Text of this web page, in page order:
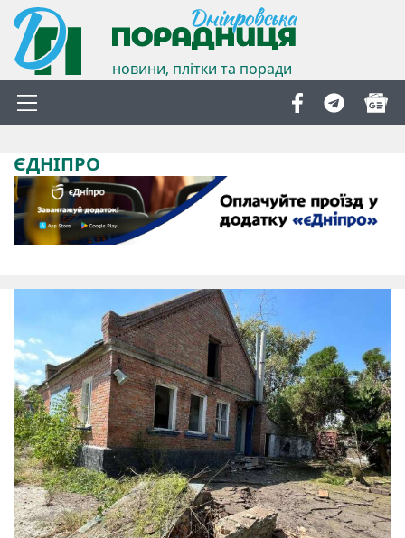
новини, плітки та поради
ЄДНІПРО